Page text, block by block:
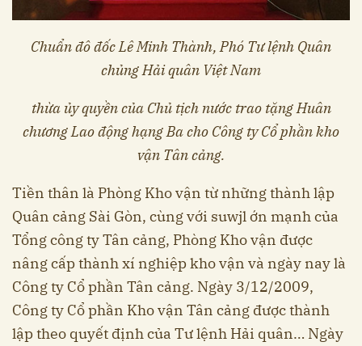
Chuẩn đô đốc Lê Minh Thành, Phó Tư lệnh Quân
chủng Hải quân Việt Nam
thừa ủy quyền của Chủ tịch nước trao tặng Huân
chương Lao động hạng Ba cho Công ty Cổ phần kho
vận Tân cảng.
Tiền thân là Phòng Kho vận từ những thành lập
Quân cảng Sài Gòn, cùng với suwjl ớn mạnh của
Tổng công ty Tân cảng, Phòng Kho vận được
nâng cấp thành xí nghiệp kho vận và ngày nay là
Công ty Cổ phần Tân cảng. Ngày 3/12/2009,
Công ty Cổ phần Kho vận Tân cảng được thành
lập theo quyết định của Tư lệnh Hải quân… Ngày